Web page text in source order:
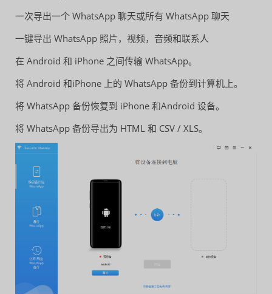
一次导出一个 WhatsApp 聊天或所有 WhatsApp 聊天
一键导出 WhatsApp 照片，视频，音频和联系人
在 Android 和 iPhone 之间传输 WhatsApp。
将 Android 和iPhone 上的 WhatsApp 备份到计算机上。
将 WhatsApp 备份恢复到 iPhone 和Android 设备。
将 WhatsApp 备份导出为 HTML 和 CSV / XLS。